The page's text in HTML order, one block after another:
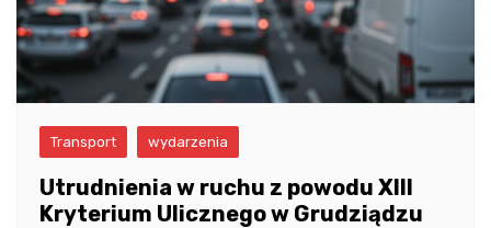
Transport wydarzenia
Utrudnienia w ruchu z powodu XIII
Kryterium Ulicznego w Grudziądzu